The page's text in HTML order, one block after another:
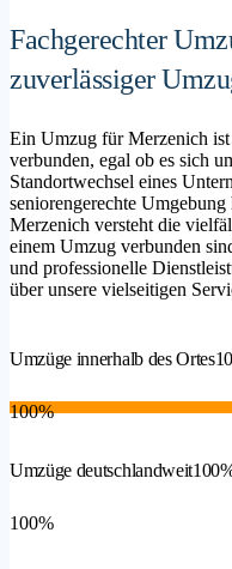
Fachgerechter
zuverlässiger
Ein Umzug für Merzenich
verbunden, egal ob es sich
Standortwechsel eines
seniorengerechte
Merzenich versteht die
einem Umzug verbunden
und professionelle
über unsere vielseitigen
Umzüge innerhalb des Ortes
100%
Umzüge deutschlandweit
100%